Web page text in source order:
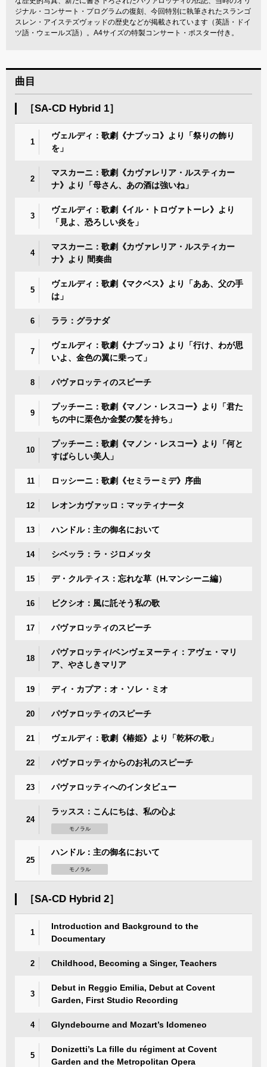
ジナル・コンサート・プログラムの復刻、今回特別に執筆されたスランゴ
スレン・アイステズヴォッドの歴史などが掲載されています（英語・ドイ
ツ語・ウェールズ語）。A4サイズの特製コンサート・ポスター付き。
曲目
［SA-CD Hybrid 1］
1
ヴェルディ：歌劇《ナブッコ》より「祭りの飾り
を」
2
マスカーニ：歌劇《カヴァレリア・ルスティカー
ナ》より「母さん、あの酒は強いね」
3
ヴェルディ：歌劇《イル・トロヴァトーレ》より
「見よ、恐ろしい炎を」
4
マスカーニ：歌劇《カヴァレリア・ルスティカー
ナ》より 間奏曲
5
ヴェルディ：歌劇《マクベス》より「ああ、父の手
は」
6 ララ：グラナダ
7
ヴェルディ：歌劇《ナブッコ》より「行け、わが思
いよ、金色の翼に乗って」
8 パヴァロッティのスピーチ
9
プッチーニ：歌劇《マノン・レスコー》より「君た
ちの中に栗色か金髪の髪を持ち」
10
プッチーニ：歌劇《マノン・レスコー》より「何と
すばらしい美人」
11 ロッシーニ：歌劇《セミラーミデ》序曲
12 レオンカヴァッロ：マッティナータ
13 ハンドル：主の御名において
14 シベッラ：ラ・ジロメッタ
15 デ・クルティス：忘れな草（H.マンシーニ編）
16 ビクシオ：風に託そう私の歌
17 パヴァロッティのスピーチ
18
パヴァロッティ/ベンヴェヌーティ：アヴェ・マリ
ア、やさしきマリア
19 ディ・カプア：オ・ソレ・ミオ
20 パヴァロッティのスピーチ
21 ヴェルディ：歌劇《椿姫》より「乾杯の歌」
22 パヴァロッティからのお礼のスピーチ
23 パヴァロッティへのインタビュー
24
ラッスス：こんにちは、私の心よ
モノラル
25
ハンドル：主の御名において
モノラル
［SA-CD Hybrid 2］
1
Introduction and Background to the
Documentary
2 Childhood, Becoming a Singer, Teachers
3
Debut in Reggio Emilia, Debut at Covent
Garden, First Studio Recording
4 Glyndebourne and Mozart’s Idomeneo
5
Donizetti’s La fille du régiment at Covent
Garden and the Metropolitan Opera